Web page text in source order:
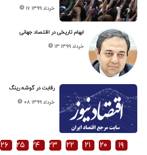
۱۶ خرداد ۱۳۹۹
ابهام تاریخی در اقتصاد جهانی
۱۳ خرداد ۱۳۹۹
رقابت در گوشه رینگ
۰۸ خرداد ۱۳۹۹
۱۹ ۲۰ ۲۱ ۲۲ ۲۳ ۲۴ ۲۵ ۲۶